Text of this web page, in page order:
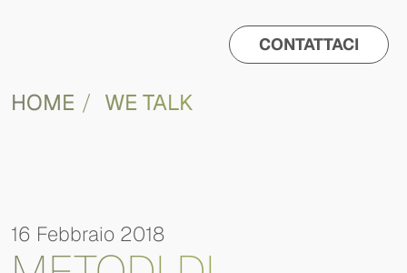
CONTATTACI
HOME WE TALK
16 Febbraio 2018